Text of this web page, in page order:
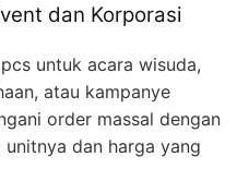
dan Korporasi
untuk acara wisuda,
atau kampanye
order massal dengan
dan harga yang